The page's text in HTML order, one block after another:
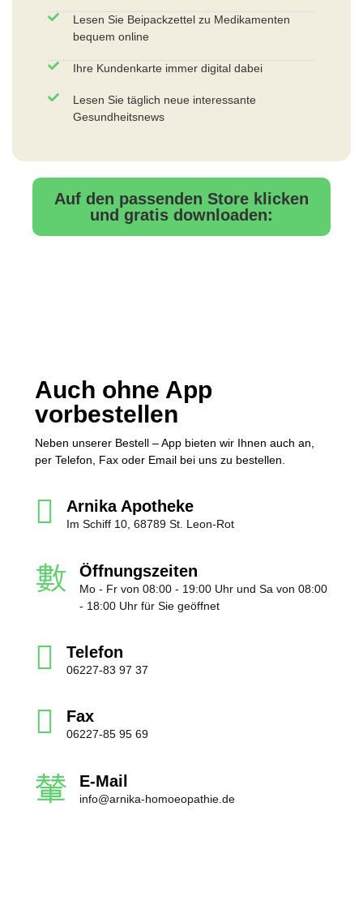
Lesen Sie Beipackzettel zu Medikamenten
bequem online
Ihre Kundenkarte immer digital dabei
Lesen Sie täglich neue interessante
Gesundheitsnews
Auf den passenden Store klicken
und gratis downloaden:
Auch ohne App
vorbestellen
Neben unserer Bestell – App bieten wir Ihnen auch an,
per Telefon, Fax oder Email bei uns zu bestellen.
Arnika Apotheke
Im Schiff 10, 68789 St. Leon-Rot
Öffnungszeiten
Mo - Fr von 08:00 - 19:00 Uhr und Sa von 08:00
- 18:00 Uhr für Sie geöffnet
Telefon
06227-83 97 37
Fax
06227-85 95 69
E-Mail
info@arnika-homoeopathie.de